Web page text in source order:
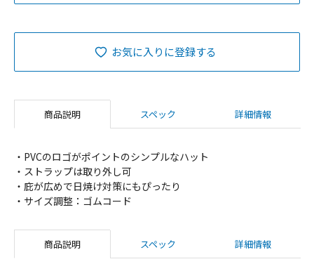
お気に入りに登録する
商品説明 スペック 詳細情報
・PVCのロゴがポイントのシンプルなハット
・ストラップは取り外し可
・庇が広めで日焼け対策にもぴったり
・サイズ調整：ゴムコード
商品説明 スペック 詳細情報